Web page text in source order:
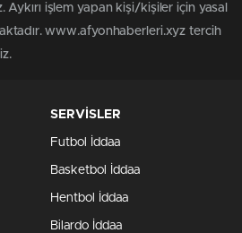
Aykırı işlem yapan kişi/kişiler için yasal
www.afyonhaberleri.xyz tercih
SERVİSLER
Futbol İddaa
Basketbol İddaa
Hentbol İddaa
Bilardo İddaa